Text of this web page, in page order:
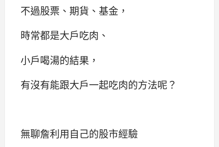
不過股票、期貨、基金，
時常都是大戶吃肉、
小戶喝湯的結果，
有沒有能跟大戶一起吃肉的方法呢？
無聊詹利用自己的股市經驗